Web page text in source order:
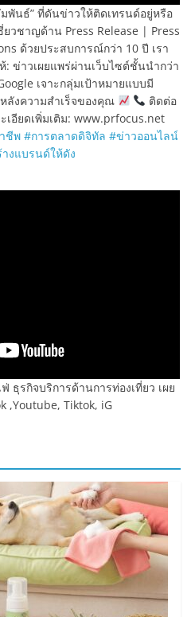
พันธ์” ที่ดันข่าวให้ติดเทรนด์อยู่หรือ
ชี่ยวชาญด้าน Press Release | Press
ด้วยประสบการณ์กว่า 10 ปี เรา
ข่าวเผยแพร่ผ่านเว็บไซต์ชั้นนำกว่า
เจาะกลุ่มเป้าหมายแบบมี
ลังความสำเร็จของคุณ
ติดต่อ
เอียดเพิ่มเติม: www.prfocus.net
ชีพ #การตลาดดิจิทัล #ข่าวออนไลน์
งแบรนด์ให้ดัง
ธุรกิจบริการด้านการท่องเที่ยว เผย
,Youtube, Tiktok, iG